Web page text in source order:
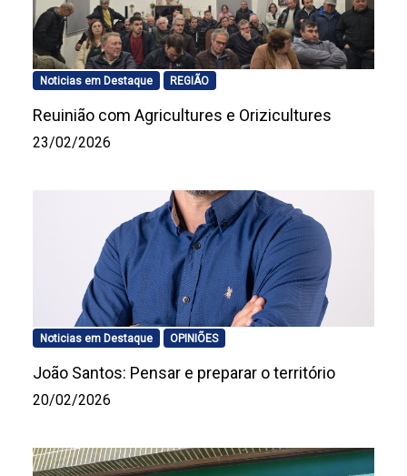
Noticias em Destaque REGIÃO
Reuinião com Agricultures e Orizicultures
23/02/2026
Noticias em Destaque OPINIÕES
João Santos: Pensar e preparar o território
20/02/2026